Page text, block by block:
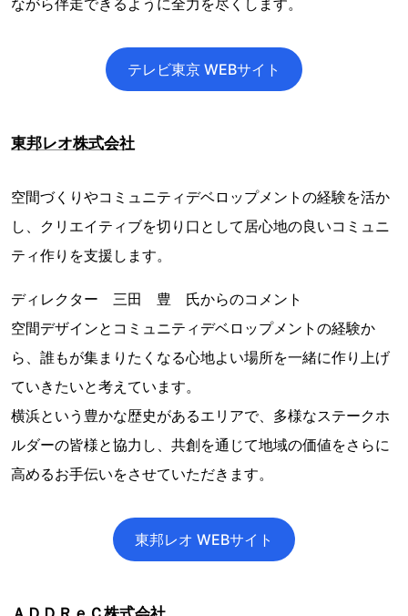
ながら伴走できるように全力を尽くします。
テレビ東京 WEBサイト
東邦レオ株式会社
空間づくりやコミュニティデベロップメントの経験を活か
し、クリエイティブを切り口として居心地の良いコミュニ
ティ作りを支援します。
ディレクター 三田 豊 氏からのコメント
空間デザインとコミュニティデベロップメントの経験か
ら、誰もが集まりたくなる心地よい場所を一緒に作り上げ
ていきたいと考えています。
横浜という豊かな歴史があるエリアで、多様なステークホ
ルダーの皆様と協力し、共創を通じて地域の価値をさらに
高めるお手伝いをさせていただきます。
東邦レオ WEBサイト